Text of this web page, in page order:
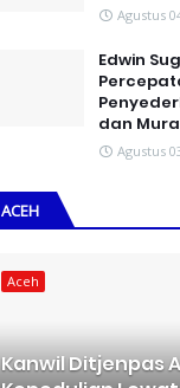
Agustus
Edwin
dan
Agustus
ACEH
Aceh
Kanwil Ditjenpas